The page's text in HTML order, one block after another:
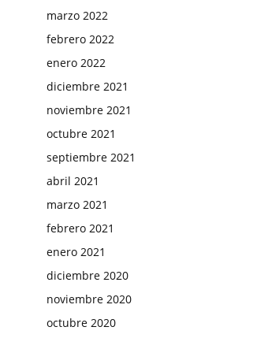
marzo 2022
febrero 2022
enero 2022
diciembre 2021
noviembre 2021
octubre 2021
septiembre 2021
abril 2021
marzo 2021
febrero 2021
enero 2021
diciembre 2020
noviembre 2020
octubre 2020